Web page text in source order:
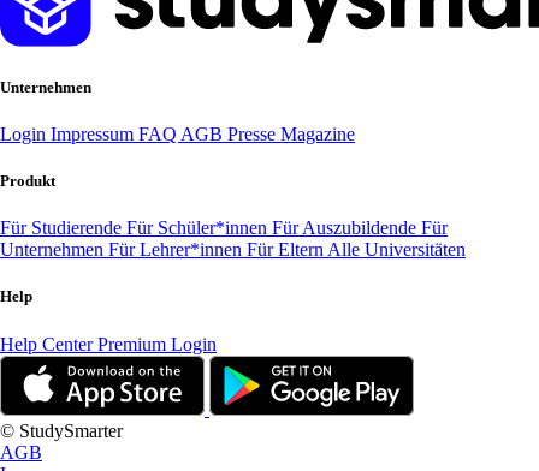
Unternehmen
Login Impressum FAQ AGB Presse Magazine
Produkt
Für Studierende Für Schüler*innen Für Auszubildende Für
Unternehmen Für Lehrer*innen Für Eltern Alle Universitäten
Help
Help CenterPremium Login
© StudySmarter
AGB